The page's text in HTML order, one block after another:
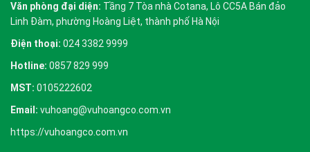
Văn phòng đại diện: Tầng 7 Tòa nhà Cotana, Lô CC5A Bán đảo
Linh Đàm, phường Hoàng Liệt, thành phố Hà Nội
Điện thoại: 024 3382 9999
Hotline: 0857 829 999
MST: 0105222602
Email: vuhoang@vuhoangco.com.vn
https://vuhoangco.com.vn